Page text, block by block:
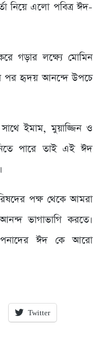
নিয়ে এলো পবিত্র ঈদ-
গড়ার লক্ষ্যে মোমিন
পর হৃদয় আনন্দে উপচে
ইমাম, মুয়াজ্জিন ও
পারে তাই এই ঈদ
পক্ষ থেকে আমরা
ভাগাভাগি করতে।
ঈদ কে আরো
Twitter